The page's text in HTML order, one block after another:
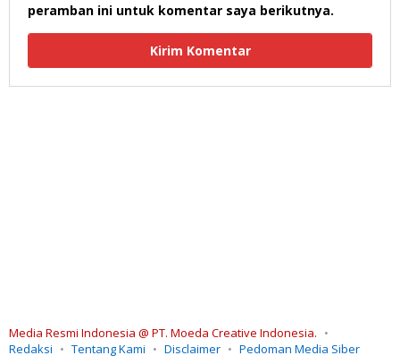
peramban ini untuk komentar saya berikutnya.
Media Resmi Indonesia @ PT. Moeda Creative Indonesia.
Redaksi
Tentang Kami Disclaimer Pedoman Media Siber